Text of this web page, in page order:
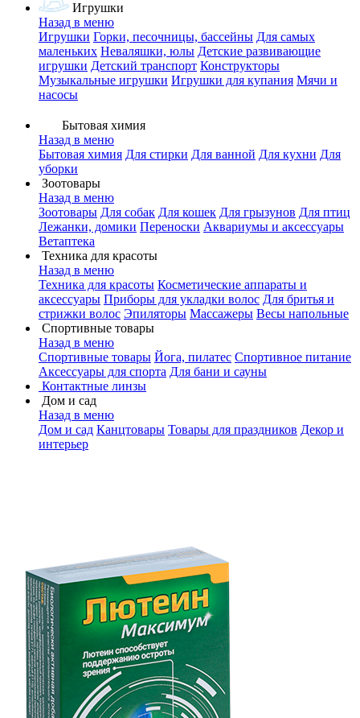
Игрушки
Назад в меню
Игрушки Горки, песочницы, бассейны Для самых
маленьких Неваляшки, юлы Детские развивающие
игрушки Детский транспорт Конструкторы
Музыкальные игрушки Игрушки для купания Мячи и
насосы
Бытовая химия
Назад в меню
Бытовая химия Для стирки Для ванной Для кухни Для
уборки
Зоотовары
Назад в меню
Зоотовары Для собак Для кошек Для грызунов Для птиц
Лежанки, домики Переноски Аквариумы и аксессуары
Ветаптека
Техника для красоты
Назад в меню
Техника для красоты Косметические аппараты и
аксессуары Приборы для укладки волос Для бритья и
стрижки волос Эпиляторы Массажеры Весы напольные
Спортивные товары
Назад в меню
Спортивные товары Йога, пилатес Спортивное питание
Аксессуары для спорта Для бани и сауны
Контактные линзы
Дом и сад
Назад в меню
Дом и сад Канцтовары Товары для праздников Декор и
интерьер